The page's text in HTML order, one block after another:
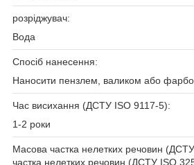
розріджувач:
Вода
Спосіб нанесення:
Наносити пензлем, валиком або
Час висихання (ДСТУ ISO 9117-5):
1-2 роки
Масова частка нелетких речовин
частка нелетких речовин (ДСТУ ISO